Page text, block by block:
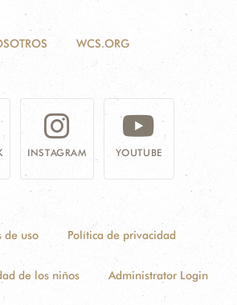
WCS.ORG
INSTAGRAM YOUTUBE
de uso Política de privacidad
de los niños Administrator Login